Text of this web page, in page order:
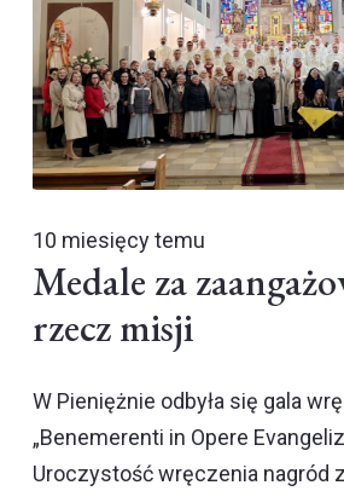
10 miesięcy temu
Medale za
rzecz misji
W Pieniężnie odbyła się gala
„Benemerenti in Opere
Uroczystość wręczenia nagród